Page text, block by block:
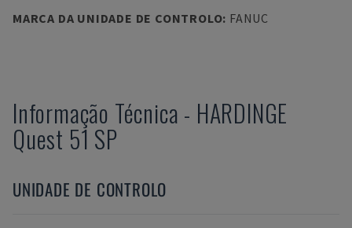
MARCA DA UNIDADE DE CONTROLO: FANUC
Informação Técnica - HARDINGE
Quest 51 SP
UNIDADE DE CONTROLO